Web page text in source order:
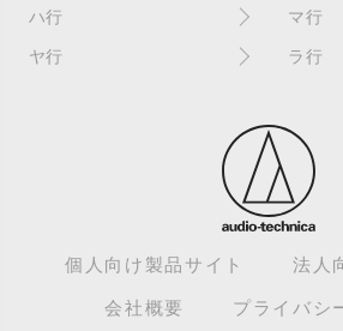
アセテ
EPア
インシ
インナ
ウォー
内袋
ン）
エサ箱
歌詞記載ジャケット
ガチャ盤
カンパニースリーブ
キューバーン
CDJ
シール
シュリ
白盤
針圧
スクラ
スタビ
スチレ
ステレ
ターンテーブル
ダイナフレックス
Discogs（ディスコグス）
テストプレス
デッドワックス
2枚使い
ン）
ハ行
ハウリング
パンチホール
ビートジャグリング
マ行
マスタ
マトリ
未開封
ミキサ
耳
M /
M /
モニタ
ヤ行 ラ行
リイシ
リミッ
ループ
ループ
ループ
レー
ロン
個人向け製品サイト 法人
会社概要 プライバシ